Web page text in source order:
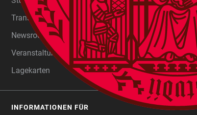
Transfer
Newsroom
Veranstaltungen
Lagekarten
INFORMATIONEN FÜR